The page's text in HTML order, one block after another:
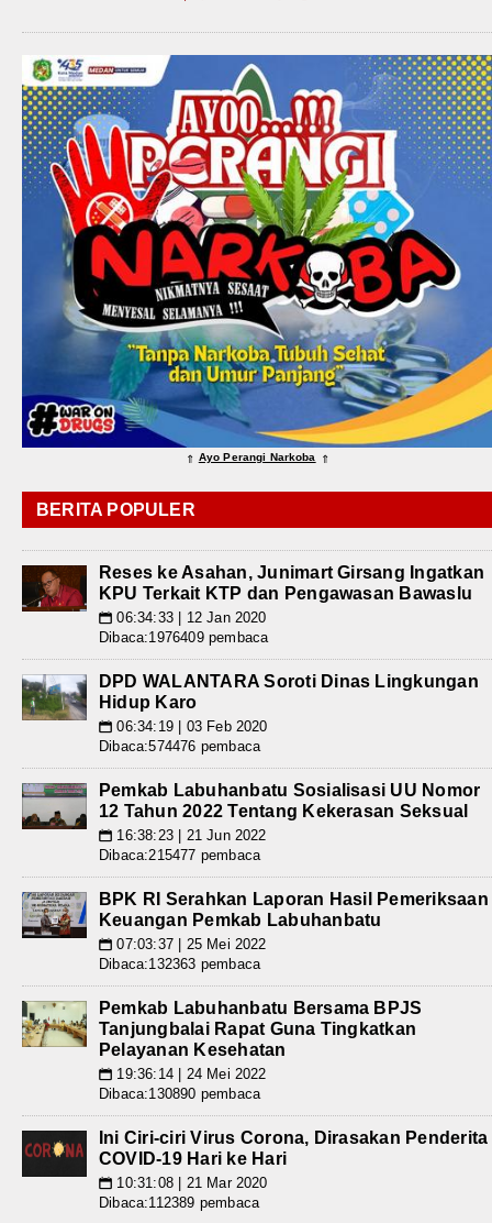
⇑ Ayo Perangi Narkoba ⇑
BERITA POPULER
Reses ke Asahan, Junimart Girsang Ingatkan
KPU Terkait KTP dan Pengawasan Bawaslu
📅 06:34:33 | 12 Jan 2020
Dibaca:1976409 pembaca
DPD WALANTARA Soroti Dinas Lingkungan
Hidup Karo
📅 06:34:19 | 03 Feb 2020
Dibaca:574476 pembaca
Pemkab Labuhanbatu Sosialisasi UU Nomor
12 Tahun 2022 Tentang Kekerasan Seksual
📅 16:38:23 | 21 Jun 2022
Dibaca:215477 pembaca
BPK RI Serahkan Laporan Hasil Pemeriksaan
Keuangan Pemkab Labuhanbatu
📅 07:03:37 | 25 Mei 2022
Dibaca:132363 pembaca
Pemkab Labuhanbatu Bersama BPJS
Tanjungbalai Rapat Guna Tingkatkan
Pelayanan Kesehatan
📅 19:36:14 | 24 Mei 2022
Dibaca:130890 pembaca
Ini Ciri-ciri Virus Corona, Dirasakan Penderita
COVID-19 Hari ke Hari
📅 10:31:08 | 21 Mar 2020
Dibaca:112389 pembaca